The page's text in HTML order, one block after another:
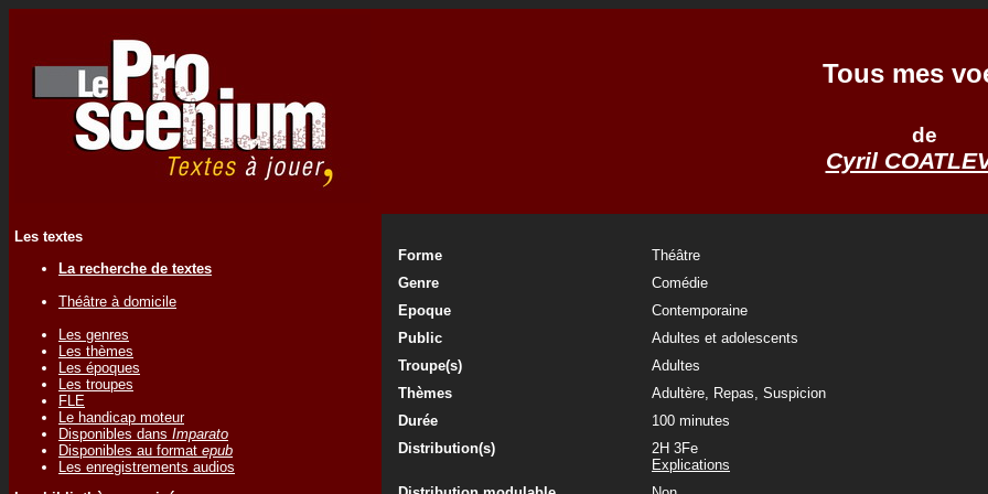
Tous mes
de
Cyril
Les textes
La recherche de textes
Théâtre à domicile
Les genres
Les thèmes
Les époques
Les troupes
FLE
Le handicap moteur
Disponibles dans Imparato
Disponibles au format epub
Les enregistrements audios
Forme
Théâtre
Genre
Comédie
Epoque
Contemporaine
Public
Adultes et adolescents
Troupe(s)
Adultes
Thèmes
Adultère, Repas, Suspicion
Durée
100 minutes
Distribution(s)
2H 3Fe
Explications